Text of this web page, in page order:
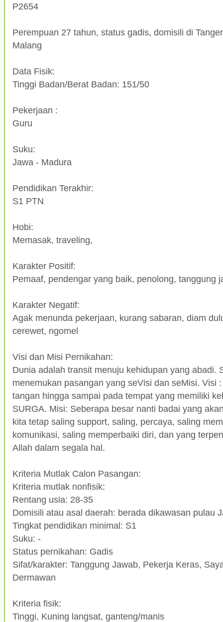
P2654
Perempuan 27 tahun, status gadis, domisili di
Malang
Data Fisik:
Tinggi Badan/Berat Badan: 151/50
Pekerjaan :
Guru
Suku:
Jawa - Madura
Pendidikan Terakhir:
S1 PTN
Hobi:
Memasak, traveling,
Karakter Positif:
Pemaaf, pendengar yang baik, penolong, tanggung
Karakter Negatif:
Agak menunda pekerjaan, kurang sabaran, diam
cerewet, ngomel
Visi dan Misi Pernikahan:
Dunia adalah transit menuju kehidupan yang abadi.
menemukan pasangan yang seVisi dan seMisi. Visi
tangan hingga sampai pada tempat yang memiliki
SURGA. Misi: Seberapa besar nanti badai yang
kita tetap saling support, saling, percaya, saling
komunikasi, saling memperbaiki diri, dan yang
Allah dalam segala hal.
Kriteria Mutlak Calon Pasangan:
Kriteria mutlak nonfisik:
Rentang usia: 28-35
Domisili atau asal daerah: berada dikawasan pulau
Tingkat pendidikan minimal: S1
Suku: -
Status pernikahan: Gadis
Sifat/karakter: Tanggung Jawab, Pekerja Keras,
Dermawan
Kriteria fisik:
Tinggi, Kuning langsat, ganteng/manis